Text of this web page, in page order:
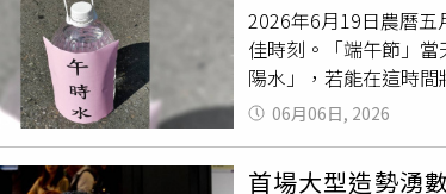
若干，再加上一碗「
泡澡，可趨吉避凶，達
2026年6月19日農曆五
佳時刻。「端午節」
陽水」，若能在這時
「午時水」，存放於陰
的墨水以硃砂加此「
水：端午節正午之時
06月06日, 2026
首場大型造勢湧